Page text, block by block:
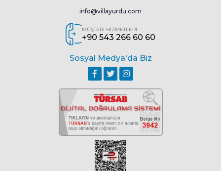
info@villayurdu.com
MÜŞTERİ HİZMETLERİ
+90 543 266 60 60
Sosyal Medya'da Biz